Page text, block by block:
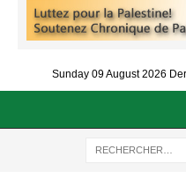
Sunday 09 August 2026